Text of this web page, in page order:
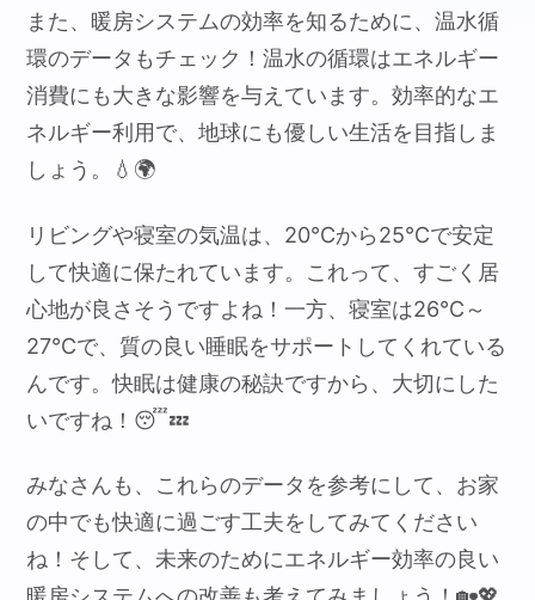
また、暖房システムの効率を知るために、温水循
環のデータもチェック！温水の循環はエネルギー
消費にも大きな影響を与えています。効率的なエ
ネルギー利用で、地球にも優しい生活を目指しま
しょう。💧🌍
リビングや寝室の気温は、20℃から25℃で安定
して快適に保たれています。これって、すごく居
心地が良さそうですよね！一方、寝室は26℃～
27℃で、質の良い睡眠をサポートしてくれている
んです。快眠は健康の秘訣ですから、大切にした
いですね！😴💤
みなさんも、これらのデータを参考にして、お家
の中でも快適に過ごす工夫をしてみてください
ね！そして、未来のためにエネルギー効率の良い